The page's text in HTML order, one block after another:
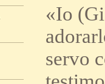
«Io
servo